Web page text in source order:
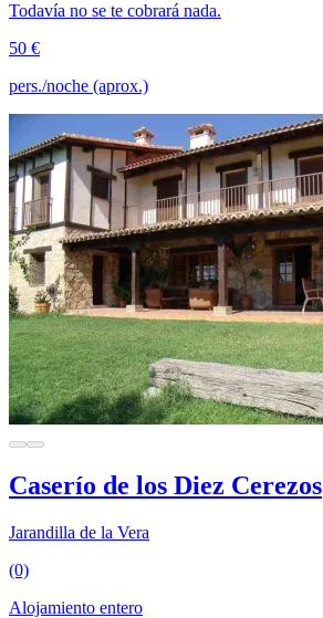
Todavía no se te cobrará nada.
50 €
pers./noche (aprox.)
Caserío de los Diez Cerezos
Jarandilla de la Vera
(0)
Alojamiento entero